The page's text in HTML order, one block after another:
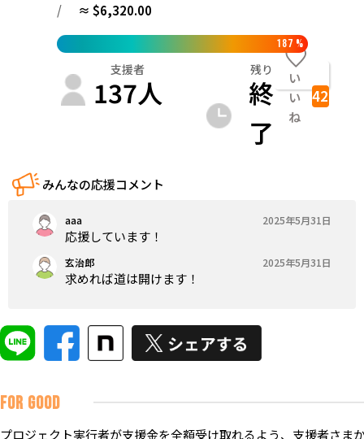
/ ≈ $6,320.00
187 %
支援者
137人
残り
終
了
い
い
ね
42
みんなの応援コメント
aaa 2025年5月31日
応援しています！
玄治郎 2025年5月31日
求めれば道は開けます！
FOR GOOD
プロジェクト実行者が支援金を全額受け取れるよう、支援者さま